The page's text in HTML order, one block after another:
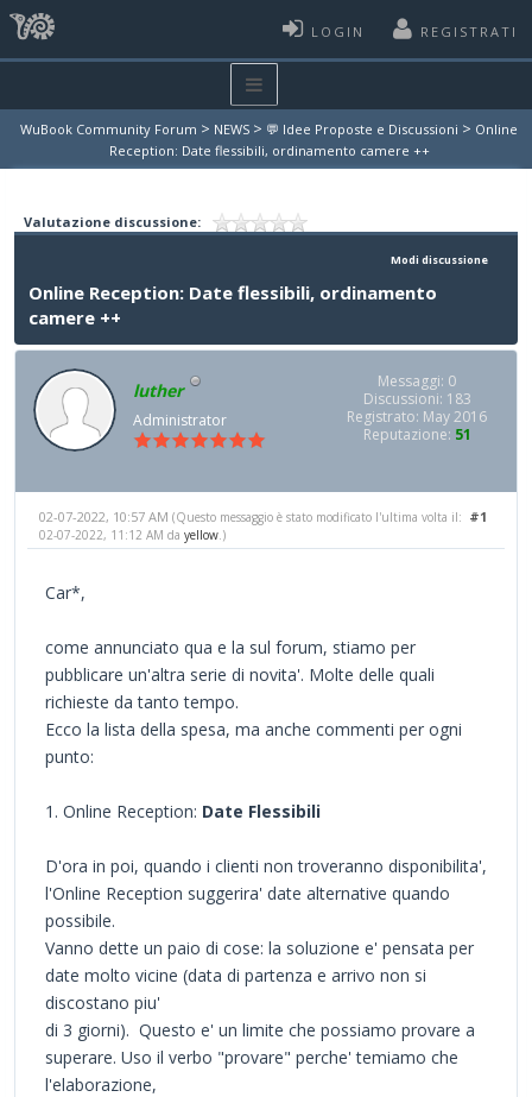
LOGIN REGISTRATI
WuBook Community Forum > NEWS > 💬 Idee Proposte e Discussioni > Online
Reception: Date flessibili, ordinamento camere ++
Valutazione discussione:
Modi discussione
Online Reception: Date flessibili, ordinamento
camere ++
luther
Administrator
Messaggi: 0
Discussioni: 183
Registrato: May 2016
Reputazione: 51
#1
02-07-2022, 10:57 AM (Questo messaggio è stato modificato l'ultima volta il:
02-07-2022, 11:12 AM da yellow .)
Car*,
come annunciato qua e la sul forum, stiamo per
pubblicare un'altra serie di novita'. Molte delle quali
richieste da tanto tempo.
Ecco la lista della spesa, ma anche commenti per ogni
punto:
1. Online Reception: Date Flessibili
D'ora in poi, quando i clienti non troveranno disponibilita',
l'Online Reception suggerira' date alternative quando
possibile.
Vanno dette un paio di cose: la soluzione e' pensata per
date molto vicine (data di partenza e arrivo non si
discostano piu'
di 3 giorni). Questo e' un limite che possiamo provare a
superare. Uso il verbo "provare" perche' temiamo che
l'elaborazione,